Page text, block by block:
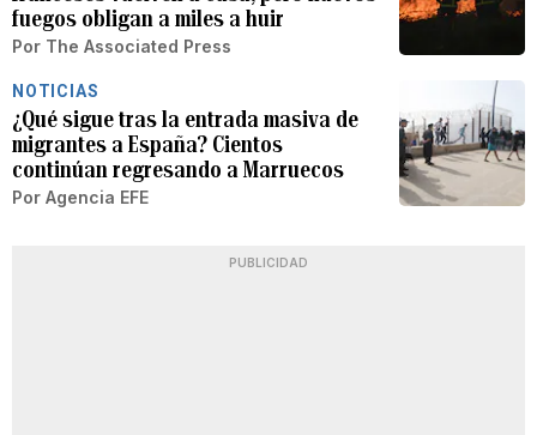
fuegos obligan a miles a huir
Por The Associated Press
NOTICIAS
¿Qué sigue tras la entrada masiva de
migrantes a España? Cientos
continúan regresando a Marruecos
Por Agencia EFE
PUBLICIDAD